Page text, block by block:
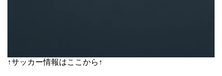
↑サッカー情報はここから↑